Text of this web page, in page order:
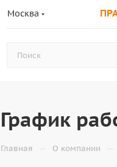
Москва
График
Главная — О компании —